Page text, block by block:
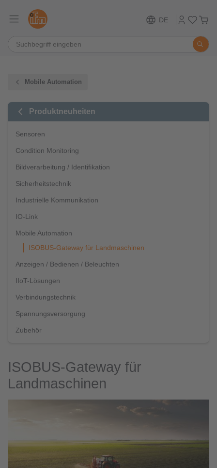
DE
Mobile Automation
Produktneuheiten
Sensoren
Condition Monitoring
Bildverarbeitung / Identifikation
Sicherheitstechnik
Industrielle Kommunikation
IO-Link
Mobile Automation
ISOBUS-Gateway für Landmaschinen
Anzeigen / Bedienen / Beleuchten
IIoT-Lösungen
Verbindungstechnik
Spannungsversorgung
Zubehör
ISOBUS-Gateway für
Landmaschinen